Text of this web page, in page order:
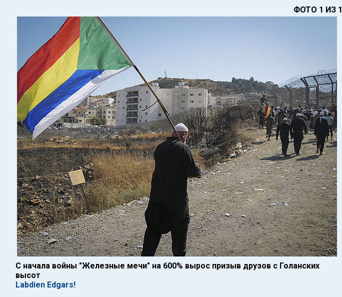
ФОТО 1 ИЗ 1
С начала войны "Железные мечи" на 600% вырос призыв друзов с Голанских
высот
Labdien Edgars!